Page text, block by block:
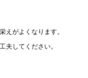
えがよくなります。
夫してください。